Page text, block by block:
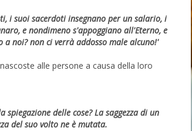
i suoi sacerdoti insegnano per un salario, i
e nondimeno s'appoggiano all'Eterno, e
a noi? non ci verrà addosso male alcuno!'
alle persone a causa della loro
spiegazione delle cose? La saggezza di un
del suo volto ne è mutata.